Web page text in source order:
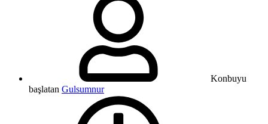
Konbuyu
başlatan Gulsumnur